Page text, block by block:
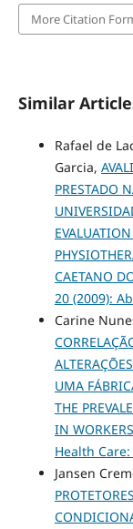
More Citation
Similar
Rafael de
Garcia,
PRESTADO
CAETANO
20 (2009):
Carine
UMA
THE
IN
Health
Jansen